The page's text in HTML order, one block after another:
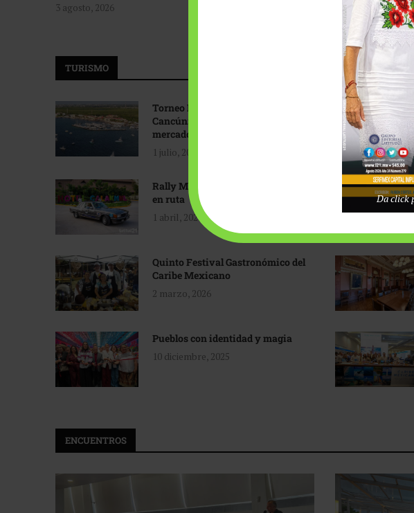
3 agosto, 2026
Tecnológico de
3 agosto, 2026
TURISMO
Torneo Internacional de Pesca
Cancún: Navegando hacia nuevos
mercados
1 julio, 2026
Rally Maya: Herencia automotriz
en ruta
1 abril, 2026
Quinto Festival Gastronómico del
Caribe Mexicano
2 marzo, 2026
Pueblos con identidad y magia
10 diciembre, 2025
ENCUENTROS
Da click